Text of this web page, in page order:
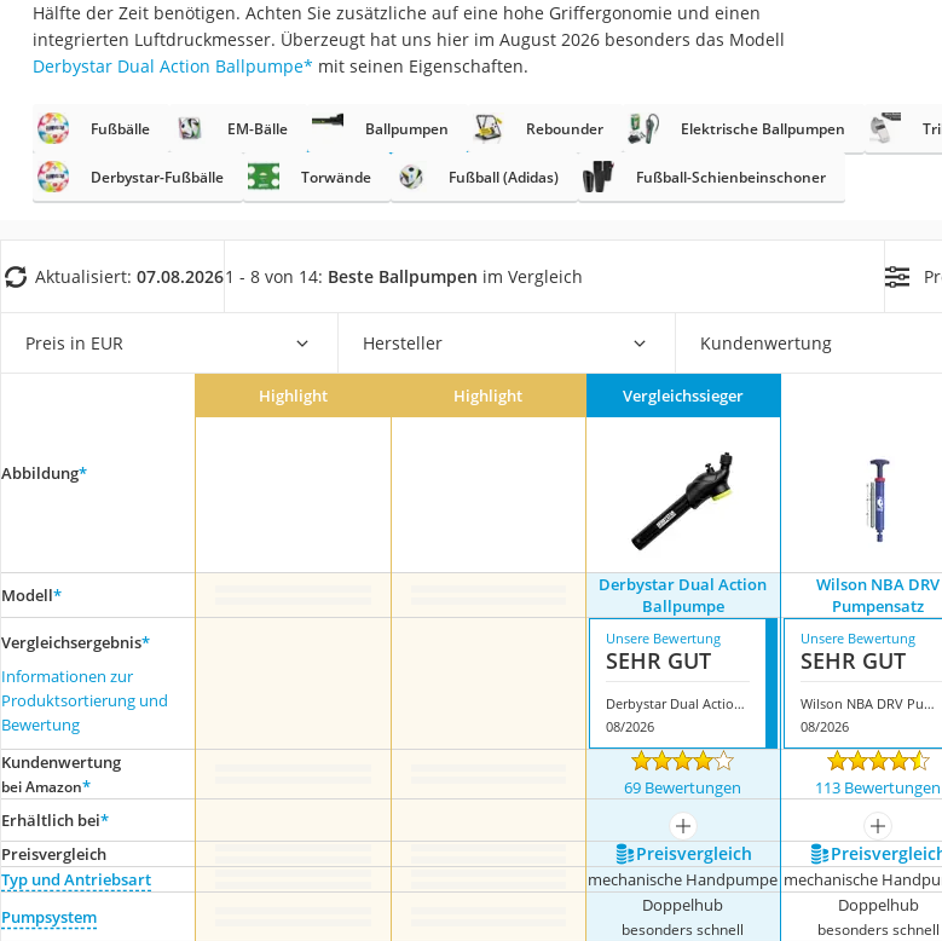
Trekkingschuhe Herren
Reisetasche mit Rollen
Koffer
Nachtsichtgerät
Vibrationsplatte
Wanderschuhe Herren
Sicherheitsweste Reiten
Hälfte der Zeit benötigen. Achten Sie zusätzliche auf eine hohe Griffergonomie und einen
integrierten Luftdruckmesser. Überzeugt hat uns hier im August 2026 besonders das Modell
Derbystar Dual Action Ballpumpe* mit seinen Eigenschaften.
Fußbälle EM-Bälle Ballpumpen Rebounder Elektrische Ballpumpen
Derbystar-Fußbälle Torwände Fußball (Adidas) Fußball-Schienbeinschoner
Aktualisiert: 07.08.20261 - 8 von 14: Beste Ballpumpen im Vergleich
Preis in EUR Hersteller Kundenwertung
Abbildung*
Highlight Highlight Vergleichssieger
Modell*
Derbystar Dual Action
Ballpumpe
Wilson NBA DRV
Pumpensatz
Vergleichsergebnis*
Informationen zur
Produktsortierung und
Bewertung
Unsere Bewertung
SEHR GUT
Derbystar Dual Action Ballpumpe
08/2026
Unsere Bewertung
SEHR GUT
Wilson NBA DRV Pumpensatz
08/2026
Kundenwertung
bei Amazon* 69 Bewertungen 113 Bewertungen
Erhältlich bei*
mehr anzeigen mehr
Preis­vergleich
Preis­vergleich
Typ und Antriebsart mechanische Handpumpe mechanische
Pumpsystem
Doppelhub
besonders schnell
Doppelhub
besonders schnell